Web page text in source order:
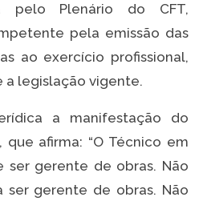
pelo Plenário do CFT,
pela emissão das
ao exercício profissional,
legislação vigente.
a manifestação do
que afirma: “O Técnico em
ser gerente de obras. Não
ser gerente de obras. Não